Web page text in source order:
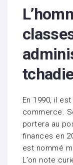
En 1990, il
commerce.
portera au
finances en
est nommé
L’on note